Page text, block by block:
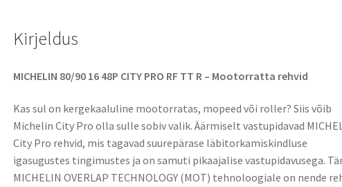
Kirjeldus
MICHELIN 80/90 16 48P CITY PRO RF TT R – Mootorratta rehvid
Kas sul on kergekaaluline mootorratas, mopeed või roller? Siis võib
Michelin City Pro olla sulle sobiv valik. Äärmiselt vastupidavad
City Pro rehvid, mis tagavad suurepärase läbitorkamiskindluse
igasugustes tingimustes ja on samuti pikaajalise vastupidavusega.
MICHELIN OVERLAP TECHNOLOGY (MOT) tehnoloogiale on nende